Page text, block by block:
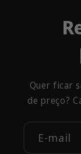
Quer ficar
de preço?
E-mail